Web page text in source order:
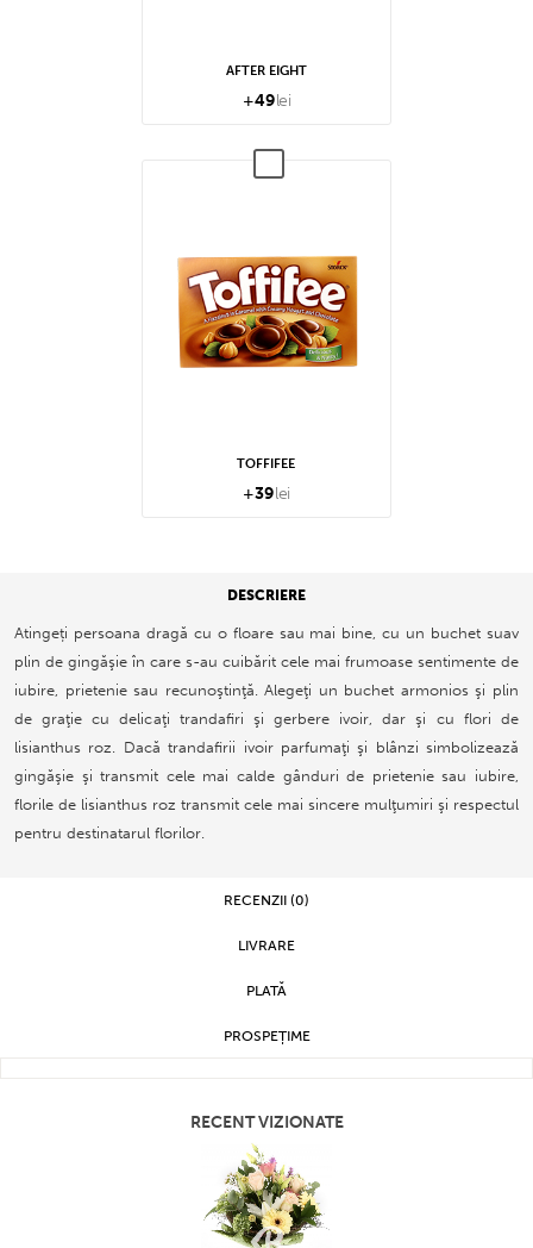
AFTER EIGHT
+49lei
TOFFIFEE
+39lei
DESCRIERE
Atingeți persoana dragă cu o floare sau mai bine, cu un buchet suav
plin de gingăşie în care s-au cuibărit cele mai frumoase sentimente de
iubire, prietenie sau recunoştinţă. Alegeţi un buchet armonios şi plin
de graţie cu delicaţi trandafiri şi gerbere ivoir, dar şi cu flori de
lisianthus roz. Dacă trandafirii ivoir parfumaţi şi blânzi simbolizează
gingăşie şi transmit cele mai calde gânduri de prietenie sau iubire,
florile de lisianthus roz transmit cele mai sincere mulţumiri şi respectul
pentru destinatarul florilor.
RECENZII (0)
LIVRARE
PLATĂ
PROSPEȚIME
RECENT VIZIONATE